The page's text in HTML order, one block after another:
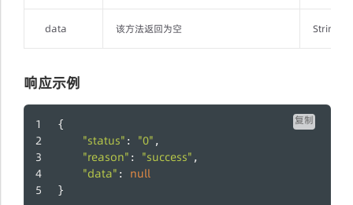
data 该方法返回为空 String
响应示例
复制
{
"status" : "0" ,
"reason" : "success" ,
"data" : null
}